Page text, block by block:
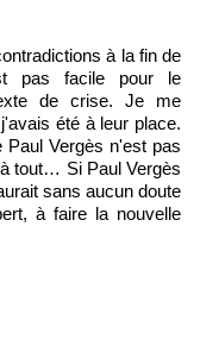
à la fin de
pas facile pour le
de crise. Je me
été à leur place.
Vergès n'est pas
tout… Si Paul Vergès
sans aucun doute
à faire la nouvelle